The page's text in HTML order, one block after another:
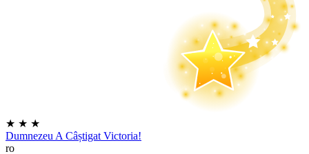
★ ★ ★
Dumnezeu A Câștigat Victoria!
ro